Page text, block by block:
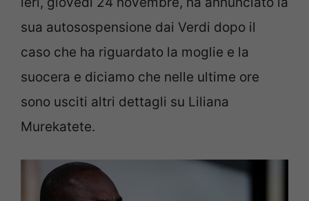
sua autosospensione dai Verdi dopo il
caso che ha riguardato la moglie e la
suocera e diciamo che nelle ultime ore
sono usciti altri dettagli su Liliana
Murekatete.